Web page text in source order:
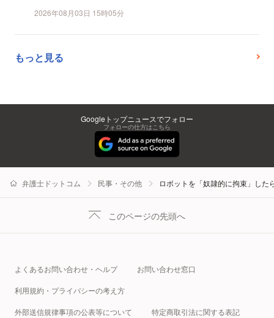
2026年08月03日 15時05分
もっと見る
Googleトップニュースでフォロー
フォローの仕方はこちら
弁護士ドットコム 民事・その他 ロボットを「奴隷的に拘束」した
このページの先頭へ
よくあるお問い合わせ・ヘルプ お問い合わせ窓口
利用規約・プライバシーの考え方
外部送信規律事項の公表等について 特定商取引法に関する表記